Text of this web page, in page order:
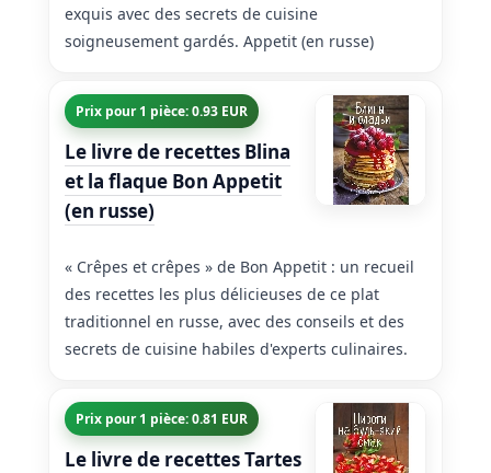
exquis avec des secrets de cuisine
soigneusement gardés. Appetit (en russe)
Prix pour 1 pièce: 0.93 EUR
Le livre de recettes Blina
et la flaque Bon Appetit
(en russe)
« Crêpes et crêpes » de Bon Appetit : un recueil
des recettes les plus délicieuses de ce plat
traditionnel en russe, avec des conseils et des
secrets de cuisine habiles d'experts culinaires.
Prix pour 1 pièce: 0.81 EUR
Le livre de recettes Tartes